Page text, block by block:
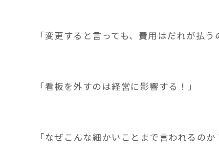
「変更すると言っても、費用はだれが払う
「看板を外すのは経営に影響する！」
「なぜこんな細かいことまで言われるのか